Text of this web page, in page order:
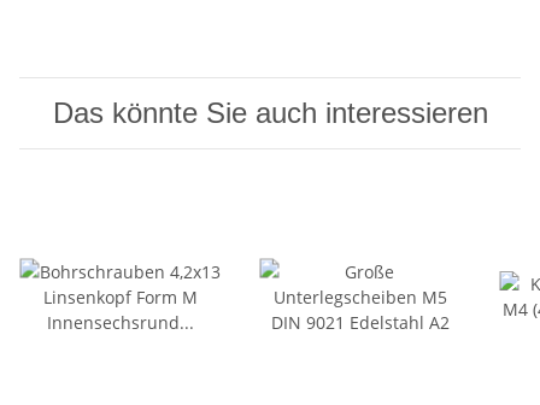
Das könnte Sie auch interessieren